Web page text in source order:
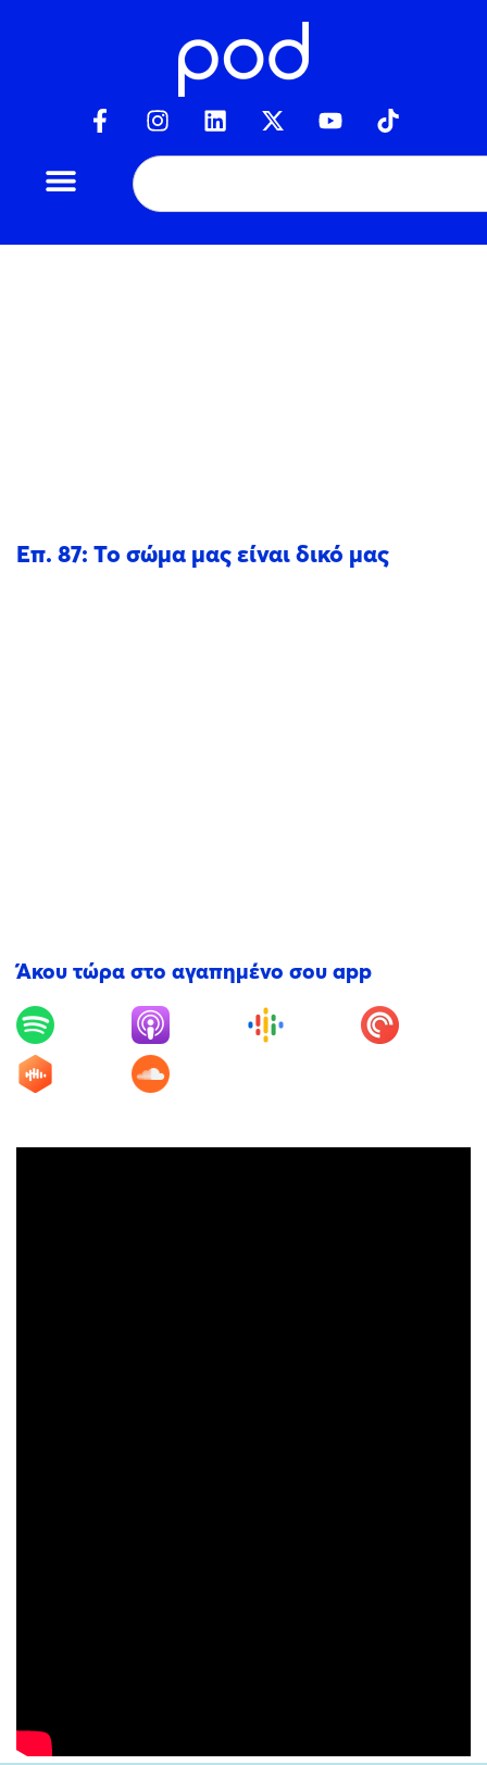
Επ. 87: Το σώμα μας είναι δικό μας
Άκου τώρα στο αγαπημένο σου app